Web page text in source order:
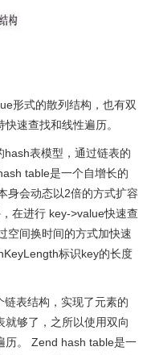
形式的散列结构，也有双
速查找和线性遍历。
表模型，通过链表的
table是一个自增长的
身会动态以2倍的方式扩容
在进行 key->value快速查
空间换时间的方式加快速
标识key的长度
表结构，实现了元素的
够了，之所以使用双向
历。 Zend hash table是一